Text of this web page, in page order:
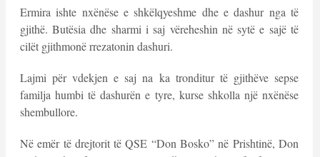
Ermira ishte nxënëse e shkëlqyeshme dhe e dashur nga të
gjithë. Butësia dhe sharmi i saj vëreheshin në sytë e sajë të
cilët gjithmonë rrezatonin dashuri.
Lajmi për vdekjen e saj na ka tronditur të gjithëve sepse
familja humbi të dashurën e tyre, kurse shkolla një nxënëse
shembullore.
Në emër të drejtorit të QSE “Don Bosko” në Prishtinë, Don